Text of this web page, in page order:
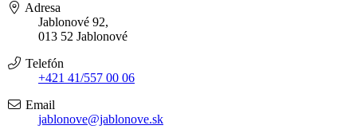
Adresa
Jablonové 92,
013 52 Jablonové
Telefón
+421 41/557 00 06
Email
jablonove@jablonove.sk